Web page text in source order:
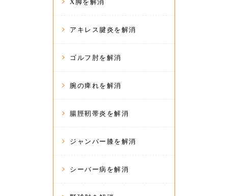
X脚を解消
アキレス腱炎を解消
ゴルフ肘を解消
腕の痺れを解消
腸脛靭帯炎を解消
ジャンパー膝を解消
シーバー病を解消